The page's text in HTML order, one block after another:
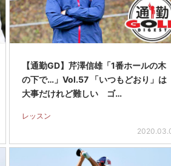
【通勤GD】芹澤信雄「1番ホールの木
の下で…」Vol.57 「いつもどおり」は
大事だけれど難しい ゴ…
レッスン